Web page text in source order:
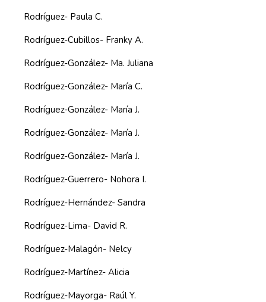
Rodríguez- Paula C.
Rodríguez-Cubillos- Franky A.
Rodríguez-González- Ma. Juliana
Rodríguez-González- María C.
Rodríguez-González- María J.
Rodríguez-González- María J.
Rodríguez-González- María J.
Rodríguez-Guerrero- Nohora I.
Rodríguez-Hernández- Sandra
Rodríguez-Lima- David R.
Rodríguez-Malagón- Nelcy
Rodríguez-Martínez- Alicia
Rodríguez-Mayorga- Raúl Y.